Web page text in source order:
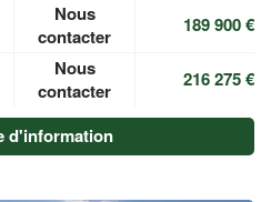
Nous
contacter
189 900 €
Nous
contacter
216 275 €
d'information